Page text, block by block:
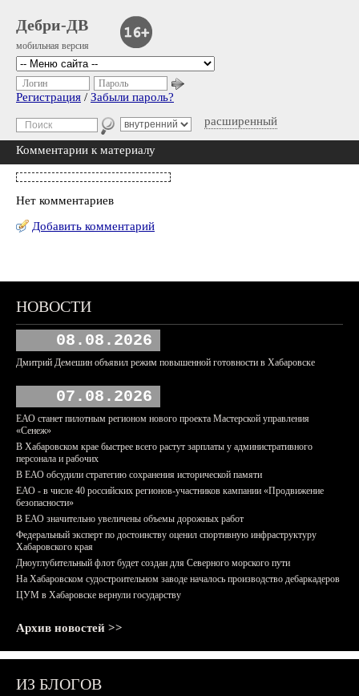
Дебри-ДВ
мобильная версия
расширенный
Логин Пароль
Регистрация / Забыли пароль?
Комментарии к материалу
Нет комментариев
Добавить комментарий
НОВОСТИ
08.08.2026
Дмитрий Демешин объявил режим повышенной готовности в Хабаровске
07.08.2026
ЕАО станет пилотным регионом нового проекта Мастерской управления
«Сенеж»
В Хабаровском крае быстрее всего растут зарплаты у административного
персонала и рабочих
В ЕАО обсудили стратегию сохранения исторической памяти
ЕАО - в числе 40 российских регионов-участников кампании «Продвижение
безопасности»
В ЕАО значительно увеличены объемы дорожных работ
Федеральный эксперт по достоинству оценил спортивную инфраструктуру
Хабаровского края
Дноуглубительный флот будет создан для Северного морского пути
На Хабаровском судостроительном заводе началось производство дебаркадеров
ЦУМ в Хабаровске вернули государству
Архив новостей >>
ИЗ БЛОГОВ